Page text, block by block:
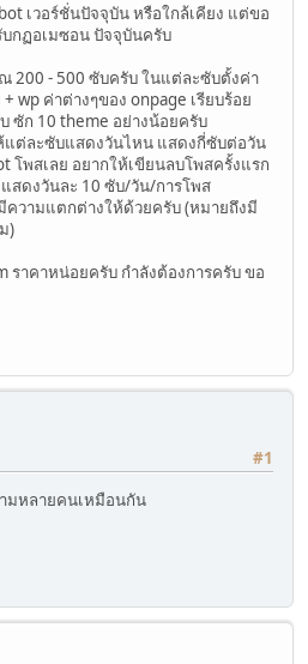
เวอร์ชั่นปัจจุบัน หรือใกล้เคียง แต่ขอ
กฏอเมซอน ปัจจุบันครับ
200 - 500 ซับครับ ในแต่ละซับตั้งค่า
wp ค่าต่างๆของ onpage เรียบร้อย
ซัก 10 theme อย่างน้อยครับ
แต่ละซับแสดงวันไหน แสดงกี่ซับต่อวัน
โพสเลย อยากให้เขียนลบโพสครั้งแรก
แสดงวันละ 10 ซับ/วัน/การโพส
วามแตกต่างให้ด้วยครับ (หมายถึงมี
)
ราคาหน่อยครับ กำลังต้องการครับ ขอ
#1
มหลายคนเหมือนกัน